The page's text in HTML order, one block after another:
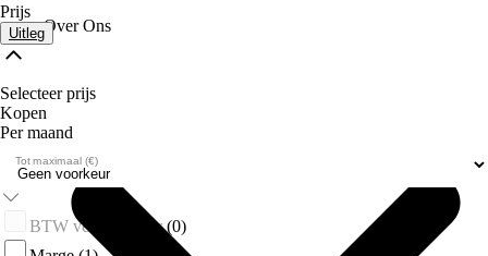
Over Ons
Prijs
Uitleg
Selecteer prijs
Kopen
Per maand
Tot maximaal (€)
BTW verrekenbaar(0)